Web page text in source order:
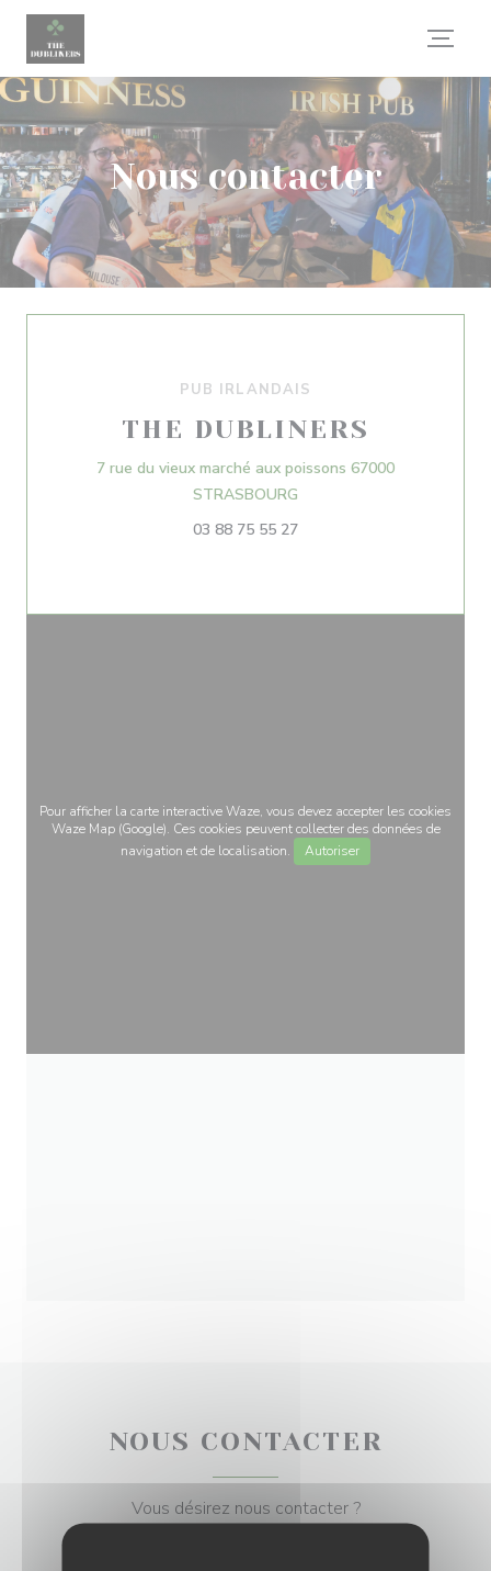
Personnalisation de vos choix en matière de cookies
Nous contacter
PUB IRLANDAIS
THE DUBLINERS
7 rue du vieux marché aux poissons 67000
STRASBOURG
03 88 75 55 27
Pour afficher la carte interactive Waze, vous devez accepter les cookies
Waze Map (Google). Ces cookies peuvent collecter des données de
navigation et de localisation.
Autoriser
NOUS CONTACTER
Vous désirez nous contacter ?